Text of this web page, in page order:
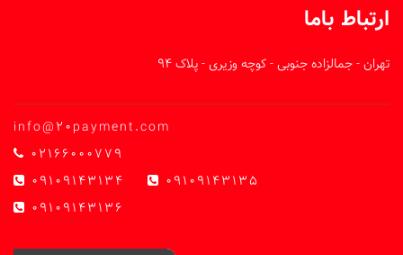
ارتباط باما
تهران - جمالزاده جنوبی - کوچه وزیری - پلاک 94
info@20payment.com
02166000779
09109143134
09109143135
09109143136